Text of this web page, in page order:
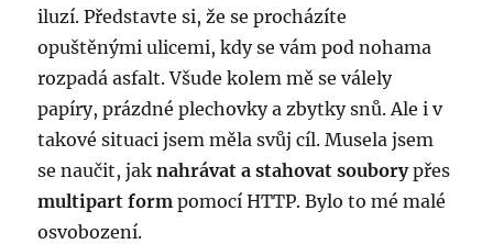
iluzí. Představte si, že se procházíte
opuštěnými ulicemi, kdy se vám pod nohama
rozpadá asfalt. Všude kolem mě se válely
papíry, prázdné plechovky a zbytky snů. Ale i v
takové situaci jsem měla svůj cíl. Musela jsem
se naučit, jaknahrávat a stahovat souborypřes
multipart form pomocí HTTP. Bylo to mé malé
osvobození.